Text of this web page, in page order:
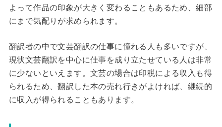
よって作品の印象が大きく変わることもあるため、細部
にまで気配りが求められます。
翻訳者の中で文芸翻訳の仕事に憧れる人も多いですが、
現状文芸翻訳を中心に仕事を成り立たせている人は非常
に少ないといえます。文芸の場合は印税による収入も得
られるため、翻訳した本の売れ行きがよければ、継続的
に収入が得られることもあります。